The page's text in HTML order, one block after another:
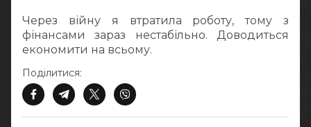
Через війну я втратила роботу, тому з
фінансами зараз нестабільно. Доводиться
економити на всьому.
Поділитися: